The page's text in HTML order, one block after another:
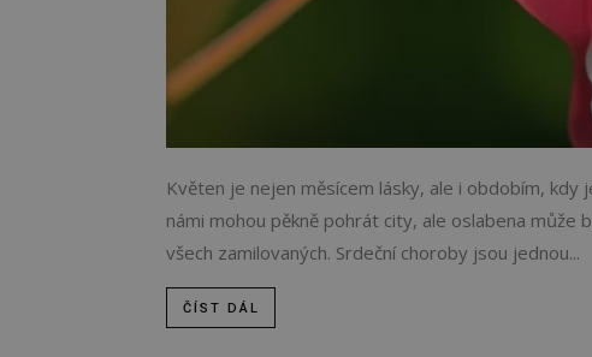
Květen je nejen měsícem lásky, ale i obdobím,
námi mohou pěkně pohrát city, ale oslabena
všech zamilovaných. Srdeční choroby jsou jednou...
ČÍST DÁL